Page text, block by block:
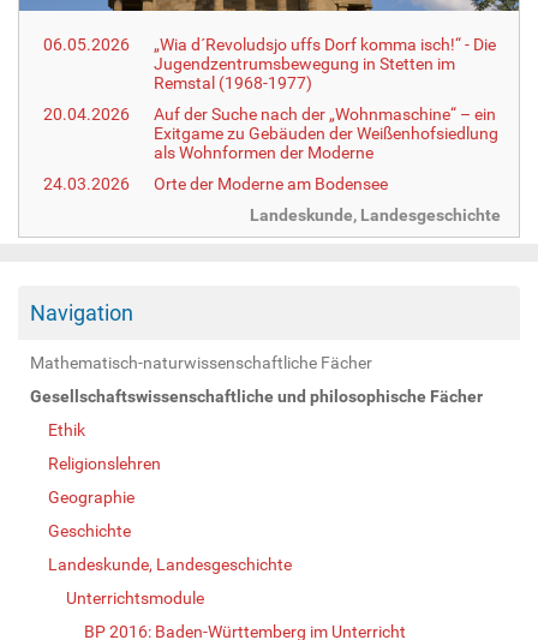
06.05.2026
„Wia d´Revoludsjo uffs Dorf komma isch!“ - Die
Jugendzentrumsbewegung in Stetten im
Remstal (1968-1977)
20.04.2026
Auf der Suche nach der „Wohnmaschine“ – ein
Exitgame zu Gebäuden der Weißenhofsiedlung
als Wohnformen der Moderne
24.03.2026
Orte der Moderne am Bodensee
Landeskunde, Landesgeschichte
Navigation
Mathematisch-naturwissenschaftliche Fächer
Gesellschaftswissenschaftliche und philosophische Fächer
Ethik
Religionslehren
Geographie
Geschichte
Landeskunde, Landesgeschichte
Unterrichtsmodule
BP 2016: Baden-Württemberg im Unterricht